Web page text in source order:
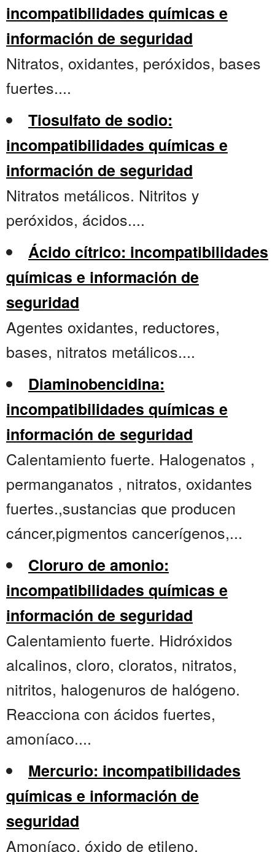
incompatibilidades químicas e
información de seguridad
Nitratos, oxidantes, peróxidos, bases
fuertes....
Tiosulfato de sodio:
incompatibilidades químicas e
información de seguridad
Nitratos metálicos. Nitritos y
peróxidos, ácidos....
Ácido cítrico: incompatibilidades
químicas e información de
seguridad
Agentes oxidantes, reductores,
bases, nitratos metálicos....
Diaminobencidina:
incompatibilidades químicas e
información de seguridad
Calentamiento fuerte. Halogenatos ,
permanganatos , nitratos, oxidantes
fuertes.,sustancias que producen
cáncer,pigmentos cancerígenos,...
Cloruro de amonio:
incompatibilidades químicas e
información de seguridad
Calentamiento fuerte. Hidróxidos
alcalinos, cloro, cloratos, nitratos,
nitritos, halogenuros de halógeno.
Reacciona con ácidos fuertes,
amoníaco....
Mercurio: incompatibilidades
químicas e información de
seguridad
Amoníaco, óxido de etileno,